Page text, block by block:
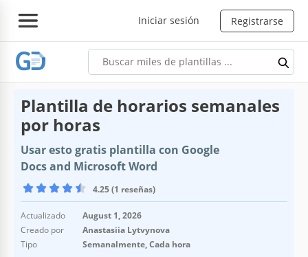
Iniciar sesión Registrarse
Plantilla de horarios semanales
por horas
Usar esto gratis plantilla con Google
Docs and Microsoft Word
4.25 (1 reseñas)
Actualizado
August 1, 2026
Creado por
Anastasiia Lytvynova
Tipo
Semanalmente, Cada hora